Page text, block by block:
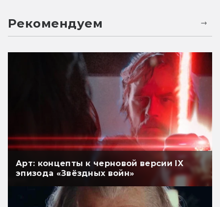
Рекомендуем
Арт: концепты к черновой версии IX
эпизода «Звёздных войн»